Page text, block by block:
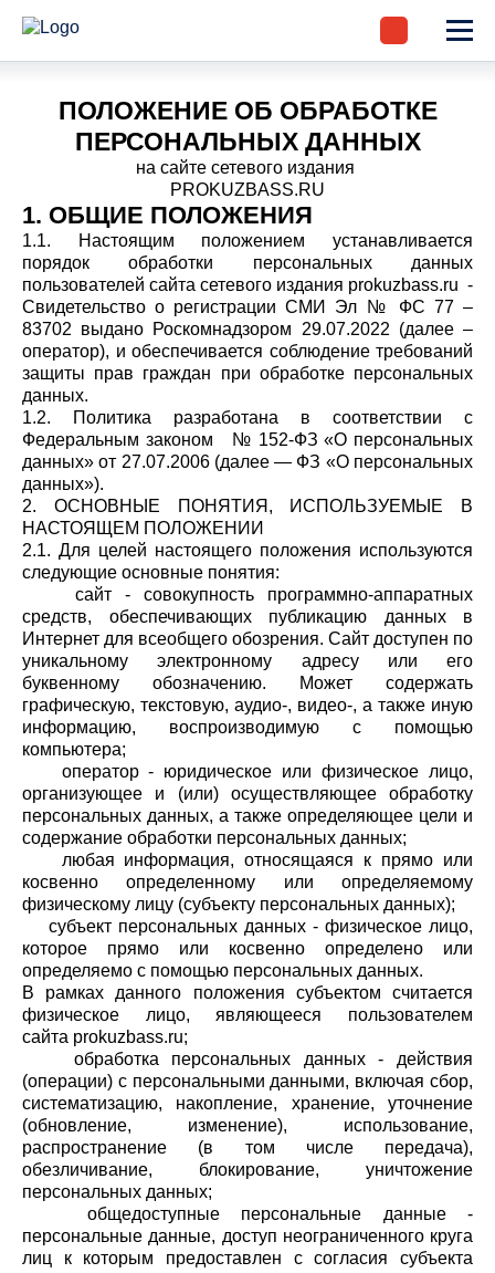
ПОЛОЖЕНИЕ ОБ ОБРАБОТКЕ
ПЕРСОНАЛЬНЫХ ДАННЫХ
на сайте сетевого издания
PROKUZBASS.RU
1. ОБЩИЕ ПОЛОЖЕНИЯ
1.1. Настоящим положением устанавливается
порядок обработки персональных данных
пользователей сайта сетевого издания prokuzbass.ru -
Свидетельство о регистрации СМИ Эл № ФС 77 –
83702 выдано Роскомнадзором 29.07.2022 (далее –
оператор), и обеспечивается соблюдение требований
защиты прав граждан при обработке персональных
данных.
1.2. Политика разработана в соответствии с
Федеральным законом № 152-ФЗ «О персональных
данных» от 27.07.2006 (далее — ФЗ «О персональных
данных»).
2. ОСНОВНЫЕ ПОНЯТИЯ, ИСПОЛЬЗУЕМЫЕ В
НАСТОЯЩЕМ ПОЛОЖЕНИИ
2.1. Для целей настоящего положения используются
следующие основные понятия:
сайт - совокупность программно-аппаратных
средств, обеспечивающих публикацию данных в
Интернет для всеобщего обозрения. Сайт доступен по
уникальному электронному адресу или его
буквенному обозначению. Может содержать
графическую, текстовую, аудио-, видео-, а также иную
информацию, воспроизводимую с помощью
компьютера;
оператор - юридическое или физическое лицо,
организующее и (или) осуществляющее обработку
персональных данных, а также определяющее цели и
содержание обработки персональных данных;
любая информация, относящаяся к прямо или
косвенно определенному или определяемому
физическому лицу (субъекту персональных данных);
субъект персональных данных - физическое лицо,
которое прямо или косвенно определено или
определяемо с помощью персональных данных.
В рамках данного положения субъектом считается
физическое лицо, являющееся пользователем
сайта prokuzbass.ru;
обработка персональных данных - действия
(операции) с персональными данными, включая сбор,
систематизацию, накопление, хранение, уточнение
(обновление, изменение), использование,
распространение (в том числе передача),
обезличивание, блокирование, уничтожение
персональных данных;
общедоступные персональные данные -
персональные данные, доступ неограниченного круга
лиц к которым предоставлен с согласия субъекта